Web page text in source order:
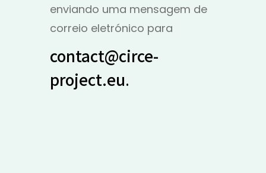
enviando uma mensagem de
correio eletrónico para
contact@circe-
project.eu.